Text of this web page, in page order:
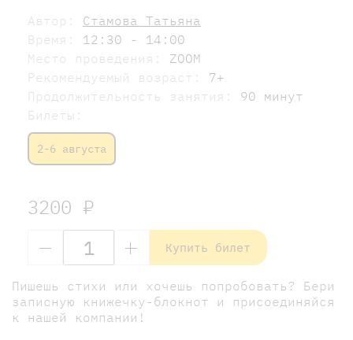
Автор: Стамова Татьяна
Время: 12:30 - 14:00
Место проведения: ZOOM
Рекомендуемый возраст: 7+
Продолжительность занятия: 90 минут
Билеты:
2-6 августа
3200 ₽
Купить билет
Пишешь стихи или хочешь попробовать? Бери
записную книжечку-блокнот и присоединяйся
к нашей компании!